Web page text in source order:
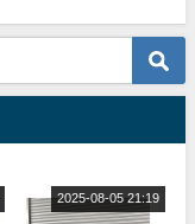
2025-08-05 21:19